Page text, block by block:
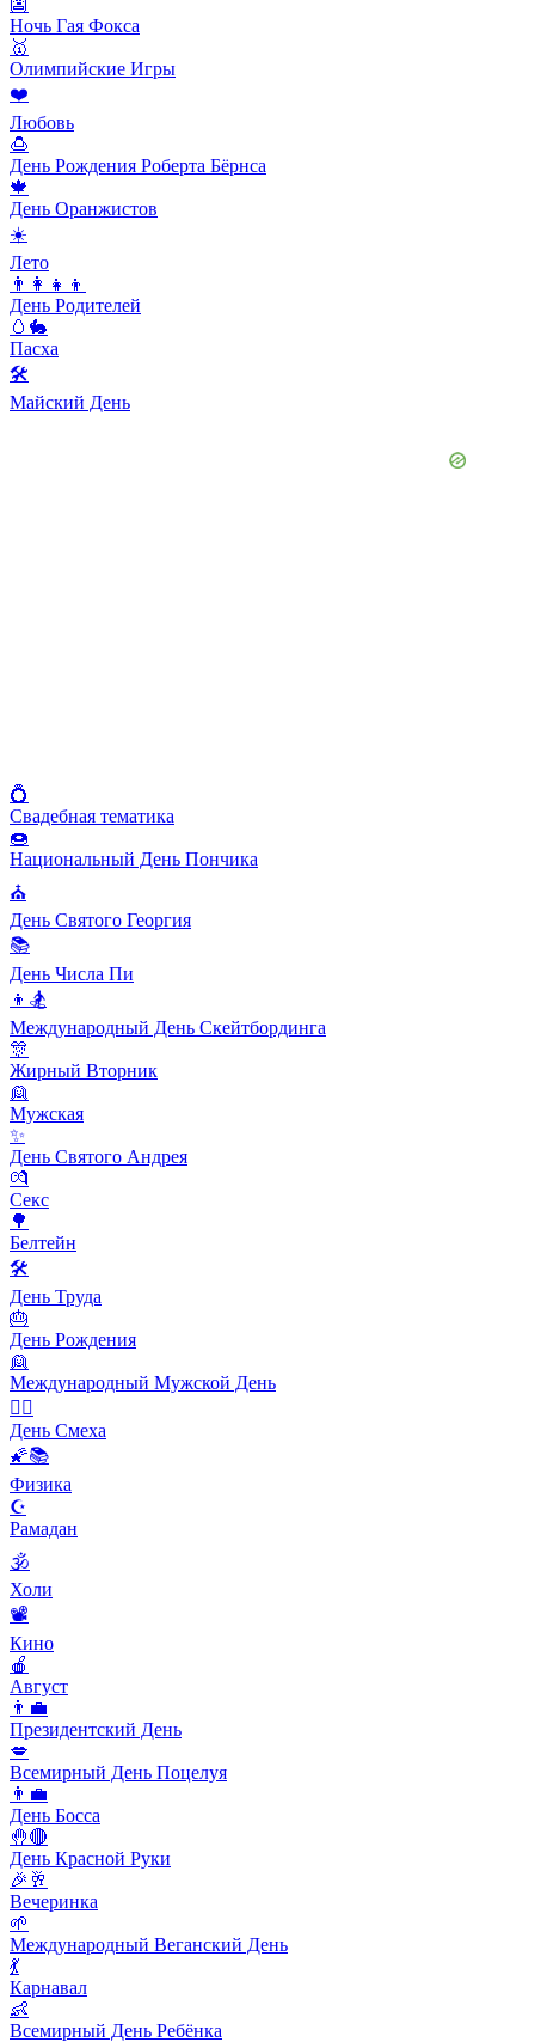
Ночь Гая Фокса
🥇
Олимпийские Игры
❤️
Любовь
🍮
День Рождения Роберта Бёрнса
🍁
День Оранжистов
☀️
Лето
👨‍👩‍👧‍👦
День Родителей
🥚🐇
Пасха
🛠
Майский День
💍
Свадебная тематика
🍩
Национальный День Пончика
⛪️
День Святого Георгия
📚
День Числа Пи
👦🏂
Международный День Скейтбординга
🎊
Жирный Вторник
👱
Мужская
✨
День Святого Андрея
💏
Секс
🌳
Белтейн
🛠
День Труда
🎂
День Рождения
👱
Международный Мужской День
🙆‍♂️
День Смеха
🌠📚
Физика
☪️
Рамадан
🕉
Холи
📽
Кино
🍎
Август
👨‍💼
Президентский День
💋
Всемирный День Поцелуя
👨‍💼
День Босса
🤚🔴
День Красной Руки
🎉🥂
Вечеринка
🌱
Международный Веганский День
💃
Карнавал
👶
Всемирный День Ребёнка